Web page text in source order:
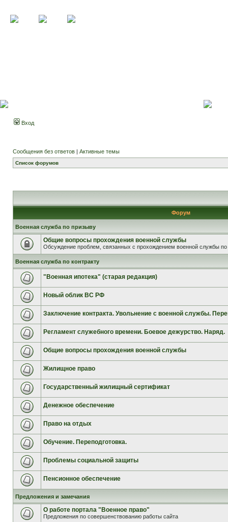
Вход
Сообщения без ответов | Активные темы
Список форумов
Форум
Военная служба по призыву
Общие вопросы прохождения военной службы
Обсуждение проблем, связанных с прохождением военной службы по
Военная служба по контракту
"Военная ипотека" (старая редакция)
Новый облик ВС РФ
Заключение контракта. Увольнение с военной службы.
Регламент служебного времени. Боевое дежурство. Наряд.
Общие вопросы прохождения военной службы
Жилищное право
Государственный жилищный сертификат
Денежное обеспечение
Право на отдых
Обучение. Переподготовка.
Проблемы социальной защиты
Пенсионное обеспечение
Предложения и замечания
О работе портала "Военное право"
Предложения по совершенствованию работы сайта